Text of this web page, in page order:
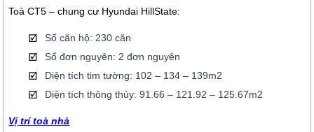
Toà CT5 – chung cư Hyundai HillState:
Số căn hộ: 230 căn
Số đơn nguyên: 2 đơn nguyên
Diện tích tim tường: 102 – 134 – 139m2
Diện tích thông thủy: 91.66 – 121.92 – 125.67m2
Vị trí toà nhà